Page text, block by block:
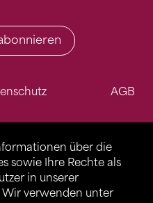
über die
sowie Ihre Rechte als
in unserer
Wir verwenden unter
AGB